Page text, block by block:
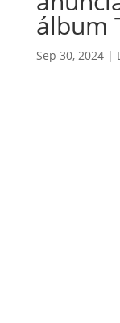
álbum
Sep 30, 2024|